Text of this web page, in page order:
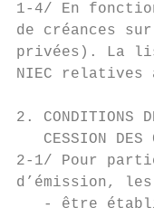
1-4/ En
de créances
privées). La
NIEC relatives
2.
CESSION DES
2-1/ Pour
d’émission,
- être